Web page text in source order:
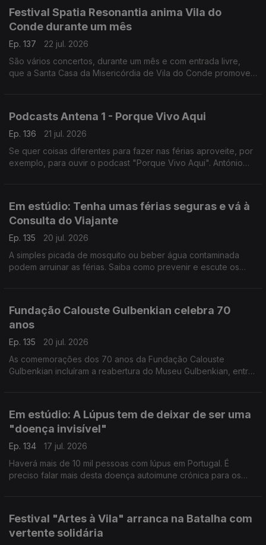
Festival Spatia Resonantia anima Vila do
Conde durante um mês
Ep. 137
22 jul. 2026
São vários concertos, durante um mês e com entrada livre,
que a Santa Casa da Misericórdia de Vila do Conde promove.
Podcasts Antena 1 - Porque Vivo Aqui
Ep. 136
21 jul. 2026
Se quer coisas diferentes para fazer nas férias aproveite, por
exemplo, para ouvir o podcast "Porque Vivo Aqui". António
Em estúdio: Tenha umas férias seguras e vá à
Consulta do Viajante
Ep. 135
20 jul. 2026
A simples picada de mosquito ou beber água contaminada
podem arruinar as férias. Saiba como prevenir e escute os
Fundação Calouste Gulbenkian celebra 70
anos
Ep. 135
20 jul. 2026
As comemorações dos 70 anos da Fundação Calouste
Gulbenkian incluíram a reabertura do Museu Gulbenkian, entre
Em estúdio: A Lúpus tem de deixar de ser uma
"doença invisível"
Ep. 134
17 jul. 2026
Haverá mais de 10 mil pessoas com lúpus em Portugal. É
preciso falar mais desta doença autoimune crónica para os
Festival "Artes à Vila" arranca na Batalha com
vertente solidária